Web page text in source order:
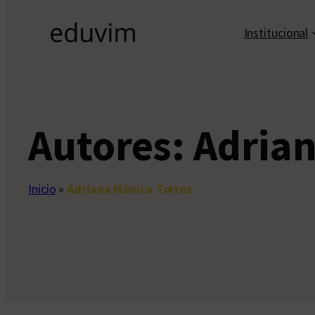
Institucional
Autores:
Inicio »Adriana Mónica Torres